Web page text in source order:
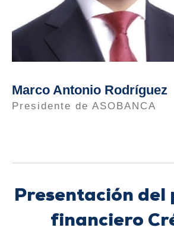
Marco Antonio Rodríguez
Presidente de ASOBANCA
Presentación del
financiero